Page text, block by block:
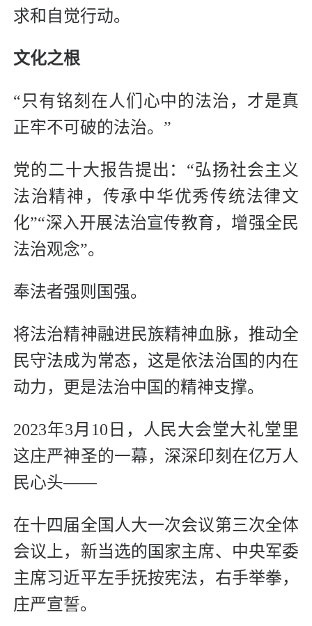
求和自觉行动。
文化之根
“只有铭刻在人们心中的法治，才是真
正牢不可破的法治。”
党的二十大报告提出：“弘扬社会主义
法治精神，传承中华优秀传统法律文
化”“深入开展法治宣传教育，增强全民
法治观念”。
奉法者强则国强。
将法治精神融进民族精神血脉，推动全
民守法成为常态，这是依法治国的内在
动力，更是法治中国的精神支撑。
2023年3月10日，人民大会堂大礼堂里
这庄严神圣的一幕，深深印刻在亿万人
民心头——
在十四届全国人大一次会议第三次全体
会议上，新当选的国家主席、中央军委
主席习近平左手抚按宪法，右手举拳，
庄严宣誓。